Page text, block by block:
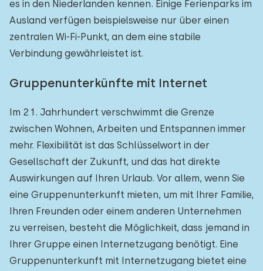
es in den Niederlanden kennen. Einige Ferienparks im
Ausland verfügen beispielsweise nur über einen
zentralen Wi-Fi-Punkt, an dem eine stabile
Verbindung gewährleistet ist.
Gruppenunterkünfte mit Internet
Im 21. Jahrhundert verschwimmt die Grenze
zwischen Wohnen, Arbeiten und Entspannen immer
mehr. Flexibilität ist das Schlüsselwort in der
Gesellschaft der Zukunft, und das hat direkte
Auswirkungen auf Ihren Urlaub. Vor allem, wenn Sie
eine Gruppenunterkunft mieten, um mit Ihrer Familie,
Ihren Freunden oder einem anderen Unternehmen
zu verreisen, besteht die Möglichkeit, dass jemand in
Ihrer Gruppe einen Internetzugang benötigt. Eine
Gruppenunterkunft mit Internetzugang bietet eine